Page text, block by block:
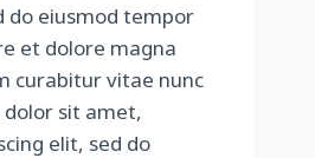
do eiusmod tempor
et dolore magna
curabitur vitae nunc
dolor sit amet,
elit, sed do